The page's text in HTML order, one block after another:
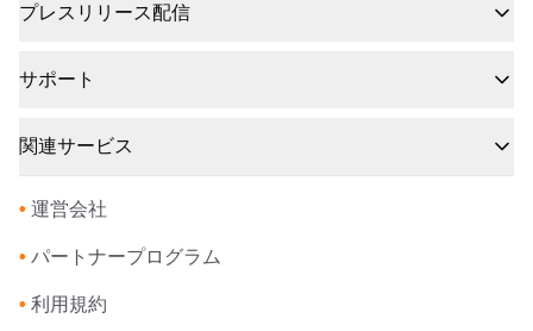
プレスリリース配信
サポート
関連サービス
• 運営会社
• パートナープログラム
• 利用規約